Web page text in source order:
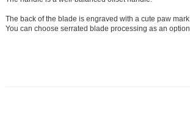
The back of the blade is engraved with a cute paw mark.
You can choose serrated blade processing as an option.